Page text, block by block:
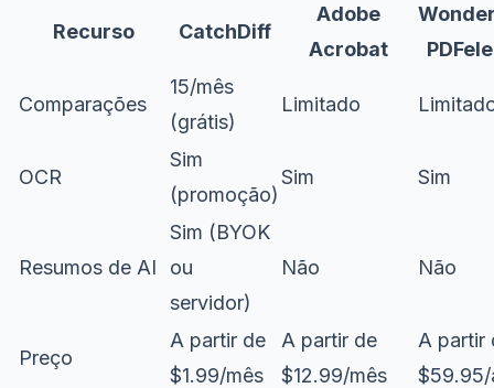
Recurso CatchDiff
Adobe
Acrobat
Comparações
15/mês
(grátis)
Limitado
OCR
Sim
(promoção)
Sim Sim
Resumos de AI
Sim (BYOK
ou
servidor)
Não Não
Preço
A partir de
$1.99/mês
A partir de
$12.99/mês
A partir
$59.95/